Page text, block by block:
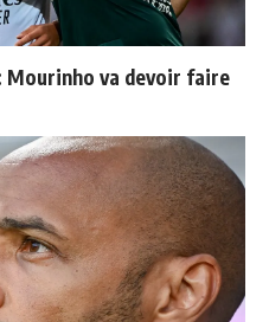
Mourinho va devoir faire